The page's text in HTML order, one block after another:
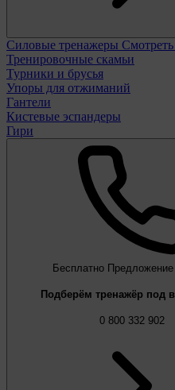
Силовые тренажеры Смотреть
Тренировочные скамьи
Турники и брусья
Упоры для отжиманий
Гантели
Кистевые эспандеры
Гири
Бесплатно
Подберём тренажёр под
0 800 332 902